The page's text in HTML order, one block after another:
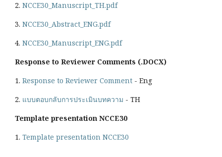
2. NCCE30_Manuscript_TH.pdf
3. NCCE30_Abstract_ENG.pdf
4. NCCE30_Manuscript_ENG.pdf
Response to Reviewer Comments (.DOCX)
1. Response to Reviewer Comment - Eng
2. แบบตอบกลับการประเมินบทความ - TH
Template presentation NCCE30
1. Template presentation NCCE30